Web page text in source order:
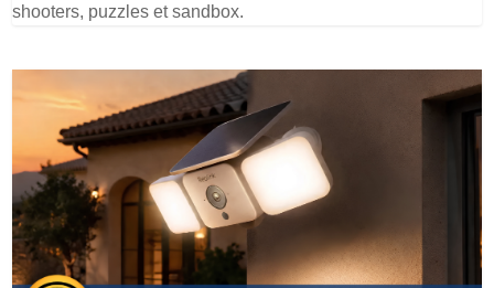
shooters, puzzles et sandbox.